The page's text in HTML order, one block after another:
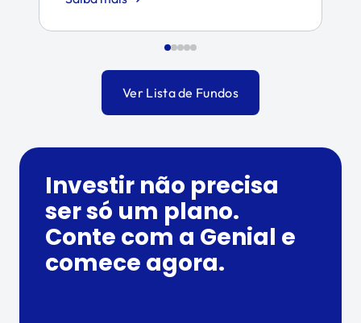
Ver Lista de Fundos
Investir não precisa
ser só um plano.
Conte com a Genial e
comece agora.